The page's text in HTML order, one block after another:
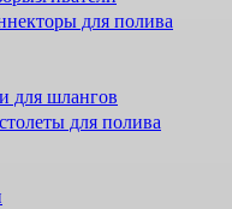
для полива
для шлангов
для полива